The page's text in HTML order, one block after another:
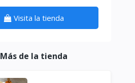
Visita la tienda
Más de la tienda